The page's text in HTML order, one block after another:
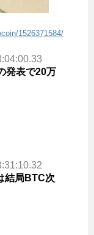
1526371584/
発表で20万
結局BTC次